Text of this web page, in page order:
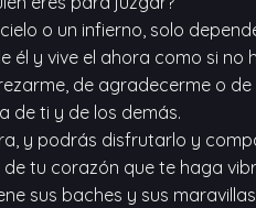
o un infierno, solo
él y vive el ahora como si no
de agradecerme o de
de ti y de los demás.
y podrás disfrutarlo y
tu corazón que te haga
sus baches y sus